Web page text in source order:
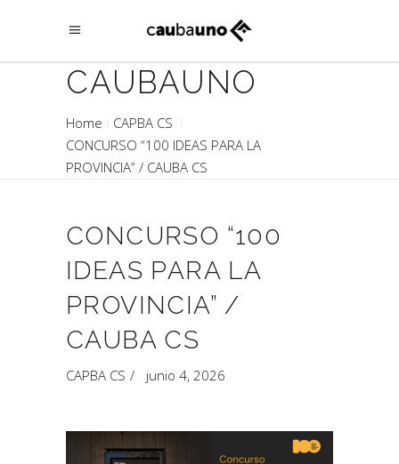
CAUBAUNO
Home
CAPBA CS
CONCURSO “100 IDEAS PARA LA
PROVINCIA” / CAUBA CS
CONCURSO “100
IDEAS PARA LA
PROVINCIA” /
CAUBA CS
CAPBA CS junio 4, 2026